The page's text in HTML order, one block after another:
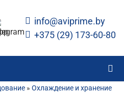
info@aviprime.by
+375 (29) 173-60-80
» Охлаждение и хранение